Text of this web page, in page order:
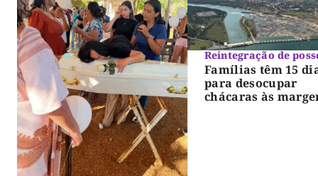
Reintegração de
Famílias têm 15
para desocupar
chácaras às